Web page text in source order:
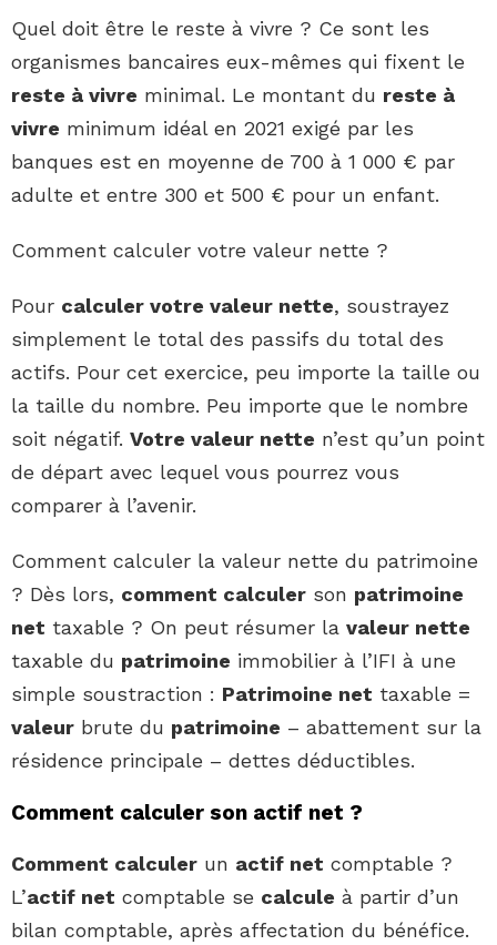
Quel doit être le reste à vivre ? Ce sont les
organismes bancaires eux-mêmes qui fixent le
reste à vivre minimal. Le montant du reste à
vivre minimum idéal en 2021 exigé par les
banques est en moyenne de 700 à 1 000 € par
adulte et entre 300 et 500 € pour un enfant.
Comment calculer votre valeur nette ?
Pour calculer votre valeur nette, soustrayez
simplement le total des passifs du total des
actifs. Pour cet exercice, peu importe la taille ou
la taille du nombre. Peu importe que le nombre
soit négatif. Votre valeur nette n’est qu’un point
de départ avec lequel vous pourrez vous
comparer à l’avenir.
Comment calculer la valeur nette du patrimoine
? Dès lors, comment calculer son patrimoine
net taxable ? On peut résumer la valeur nette
taxable du patrimoine immobilier à l’IFI à une
simple soustraction : Patrimoine net taxable =
valeur brute du patrimoine – abattement sur la
résidence principale – dettes déductibles.
Comment calculer son actif net ?
Comment calculer un actif net comptable ?
L’actif net comptable se calcule à partir d’un
bilan comptable, après affectation du bénéfice.